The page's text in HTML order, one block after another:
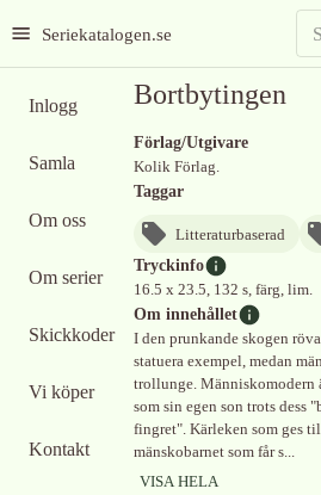
Seriekatalogen.se
Inlogg
Samla
Om oss
Om serier
Skickkoder
Vi köper
Kontakt
Bortbytingen
Förlag/Utgivare
Kolik Förlag.
Taggar
Litteraturbaserad
Tryckinfo
16.5 x 23.5, 132 s, färg, lim.
Om innehållet
I den prunkande skogen
statuera exempel, medan
trollunge. Människomodern
som sin egen son trots
fingret". Kärleken som ges
mänskobarnet som får s...
VISA HELA